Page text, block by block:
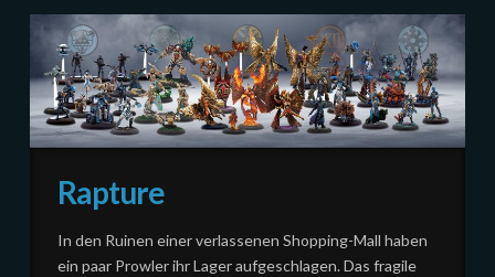
Rapture
In den Ruinen einer verlassenen Shopping-Mall haben
ein paar Prowler ihr Lager aufgeschlagen. Das fragile